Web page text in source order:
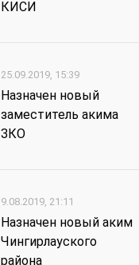
КИСИ
25.09.2019, 15:39
Назначен новый
заместитель акима
ЗКО
9.08.2019, 21:11
Назначен новый аким
Чингирлауского
района